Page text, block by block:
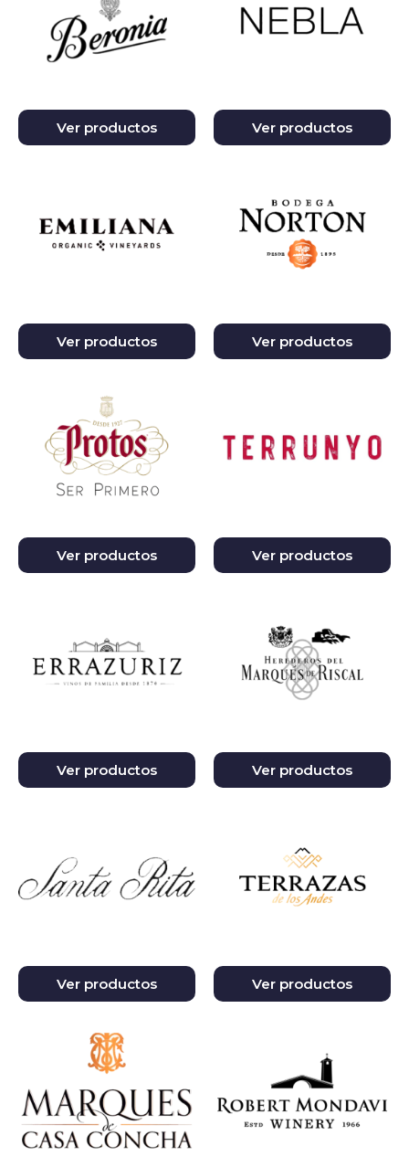
Ver productos Ver productos
Ver productos Ver productos
Ver productos Ver productos
Ver productos Ver productos
Ver productos Ver productos